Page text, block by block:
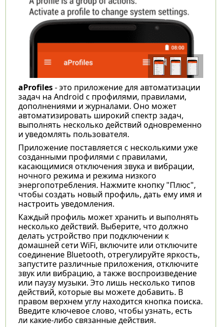
aProfiles- это приложение для автоматизации
задач на Android с профилями, правилами,
дополнениями и журналами. Оно может
автоматизировать широкий спектр задач,
выполнять несколько действий одновременно
и уведомлять пользователя.
Приложение поставляется с несколькими уже
созданными профилями с правилами,
касающимися отключения звука и вибрации,
ночного режима и режима низкого
энергопотребления. Нажмите кнопку "Плюс",
чтобы создать новый профиль, дать ему имя и
настроить уведомления.
Каждый профиль может хранить и выполнять
несколько действий. Выберите, что должно
делать устройство при подключении к
домашней сети WiFi, включите или отключите
соединение Bluetooth, отрегулируйте яркость,
запустите различные приложения, отключите
звук или вибрацию, а также воспроизведение
или паузу музыки. Это лишь несколько типов
действий, которые вы можете добавить. В
правом верхнем углу находится кнопка поиска.
Введите ключевое слово, чтобы узнать, есть
ли какие-либо связанные действия.